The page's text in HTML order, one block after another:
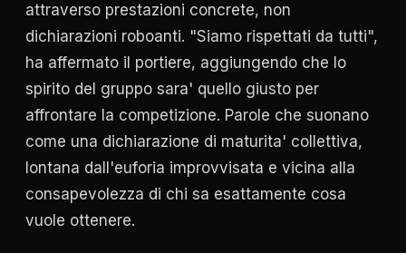
attraverso prestazioni concrete, non
dichiarazioni roboanti. "Siamo rispettati da tutti",
ha affermato il portiere, aggiungendo che lo
spirito del gruppo sara' quello giusto per
affrontare la competizione. Parole che suonano
come una dichiarazione di maturita' collettiva,
lontana dall'euforia improvvisata e vicina alla
consapevolezza di chi sa esattamente cosa
vuole ottenere.